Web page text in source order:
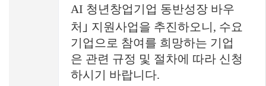
AI 청년창업기업 동반성장 바우
처 ｣ 지원사업을 추진하오니 , 수요
기업으로 참여를 희망하는 기업
은 관련 규정 및 절차에 따라 신청
하시기 바랍니다.